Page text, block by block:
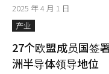
2025 年 4 月 1 日
产业
27个欧盟成员国签
洲半导体领导地位